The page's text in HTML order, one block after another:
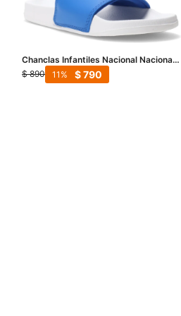
Chanclas Infantiles Nacional Nacional
- Azul Real - Blanco
$ 890 $790
11